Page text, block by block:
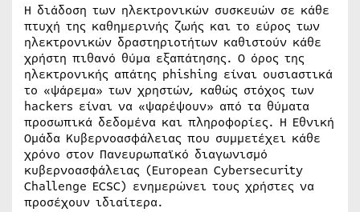
Η διάδοση των ηλεκτρονικών συσκευών σε κάθε
πτυχή της καθημερινής ζωής και το εύρος των
ηλεκτρονικών δραστηριοτήτων καθιστούν κάθε
χρήστη πιθανό θύμα εξαπάτησης. Ο όρος της
ηλεκτρονικής απάτης phishing είναι ουσιαστικά
το «ψάρεμα» των χρηστών, καθώς στόχος των
hackers είναι να «ψαρέψουν» από τα θύματα
προσωπικά δεδομένα και πληροφορίες. Η Εθνική
Ομάδα Κυβερνοασφάλειας που συμμετέχει κάθε
χρόνο στον Πανευρωπαϊκό διαγωνισμό
κυβερνοασφάλειας (European Cybersecurity
Challenge ECSC) ενημερώνει τους χρήστες να
προσέχουν ιδιαίτερα.